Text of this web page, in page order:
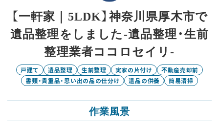
【一軒家｜5LDK】神奈川県厚木市で
遺品整理をしました-遺品整理・生前
整理業者ココロセイリ-
戸建て 遺品整理 生前整理 実家の片付け
不動産売却前
書類・貴重品・思い出の品の仕分け
遺品の供養 簡易清掃
作業風景